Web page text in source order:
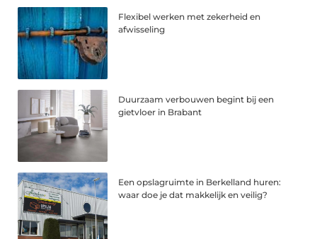
Flexibel werken met zekerheid en
afwisseling
Duurzaam verbouwen begint bij een
gietvloer in Brabant
Een opslagruimte in Berkelland huren:
waar doe je dat makkelijk en veilig?